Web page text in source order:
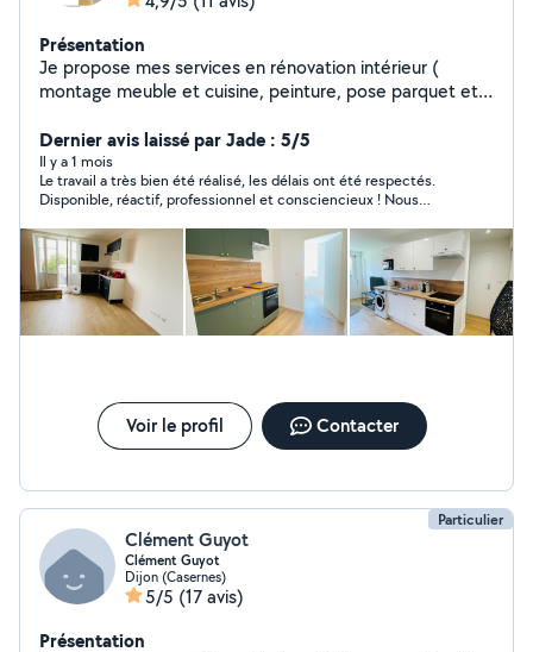
Présentation
Je propose mes services en rénovation intérieur (
montage meuble et cuisine, peinture, pose parquet et
J'accorde une importance particulière au travail de
qualité et bien fait . Votre satisfaction sera toujours
notre priorité. Cordialement
Dernier avis laissé par Jade : 5/5
Il y a 1 mois
Le travail a très bien été réalisé, les délais ont été respectés.
Disponible, réactif, professionnel et consciencieux ! Nous
Voir le profil Contacter
Particulier
Clément Guyot
Clément Guyot
Dijon (Casernes)
5/5 (17 avis)
Présentation